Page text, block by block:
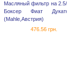
Масляный фильтр на
Боксер Фиат
(Mahle,Австрия)
476.56 грн.